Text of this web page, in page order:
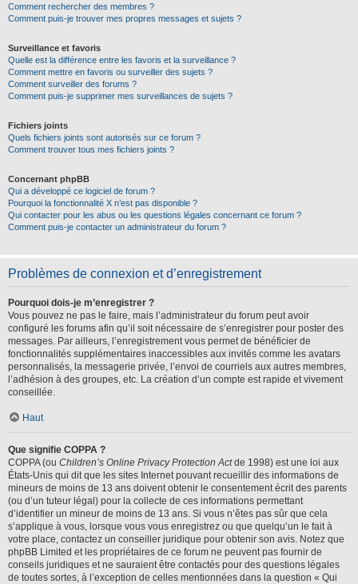
Comment rechercher des membres ?
Comment puis-je trouver mes propres messages et sujets ?
Surveillance et favoris
Quelle est la différence entre les favoris et la surveillance ?
Comment mettre en favoris ou surveiller des sujets ?
Comment surveiller des forums ?
Comment puis-je supprimer mes surveillances de sujets ?
Fichiers joints
Quels fichiers joints sont autorisés sur ce forum ?
Comment trouver tous mes fichiers joints ?
Concernant phpBB
Qui a développé ce logiciel de forum ?
Pourquoi la fonctionnalité X n’est pas disponible ?
Qui contacter pour les abus ou les questions légales concernant ce forum ?
Comment puis-je contacter un administrateur du forum ?
Problèmes de connexion et d’enregistrement
Pourquoi dois-je m’enregistrer ?
Vous pouvez ne pas le faire, mais l’administrateur du forum peut avoir
configuré les forums afin qu’il soit nécessaire de s’enregistrer pour poster des
messages. Par ailleurs, l’enregistrement vous permet de bénéficier de
fonctionnalités supplémentaires inaccessibles aux invités comme les avatars
personnalisés, la messagerie privée, l’envoi de courriels aux autres membres,
l’adhésion à des groupes, etc. La création d’un compte est rapide et vivement
conseillée.
Haut
Que signifie COPPA ?
COPPA (ou Children’s Online Privacy Protection Actde 1998) est une loi aux
États-Unis qui dit que les sites Internet pouvant recueillir des informations de
mineurs de moins de 13 ans doivent obtenir le consentement écrit des parents
(ou d’un tuteur légal) pour la collecte de ces informations permettant
d’identifier un mineur de moins de 13 ans. Si vous n’êtes pas sûr que cela
s’applique à vous, lorsque vous vous enregistrez ou que quelqu’un le fait à
votre place, contactez un conseiller juridique pour obtenir son avis. Notez que
phpBB Limited et les propriétaires de ce forum ne peuvent pas fournir de
conseils juridiques et ne sauraient être contactés pour des questions légales
de toutes sortes, à l’exception de celles mentionnées dans la question « Qui